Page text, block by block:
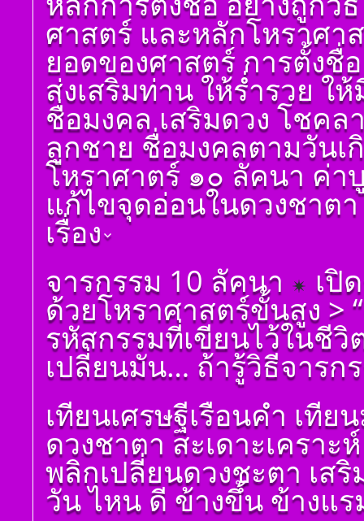
พูล(สีดิน) บทที่ ๗ ดวง
ราศีจักร
โ ห ร า ส า ด (ฉบับ
เรียนรู้โดยไม่ต้องถาม)
โดย สอ้าน นาคเพชร
พูล(สีดิน) บทที่ ๘ ดวง
เกษตร
โ ห ร า ส า ด (ฉบับ
เรียนรู้โดยไม่ต้องถาม)
โดย สอ้าน นาคเพชร
พูล(สีดิน) บทที่ ๙ ดวง
ปรเกษตร (หรือดวง
ประ)
โ ห ร า ส า ด (ฉบับ
เรียนรู้โดยไม่ต้องถาม)
โดย สอ้าน นาคเพชร
พูล(สีดิน) บทที่ ๑๐ ดวง
มหาอุจ
ดูดวง ราศีพิจิก
ดูดวง ราศีธนู
ดูดวง ราศีมังกร
ราศีมีน
ดูดวง ราศีกุมภ์
ศาสตร์ และหลักโหราศา
ยอดของศาสตร์ การตั้งชื่
ส่งเสริมท่าน ให้ร่ำรวย ใ
ชื่อมงคล เสริมดวง โชคล
ลูกชาย ชื่อมงคลตามวัน
โหราศาตร์ ๑๐ ลัคนา ค่า
แก้ไขจุดอ่อนในดวงชาต
เรื่อง
ตั้งชื่อมงคลคนเกิดวัน
จันทร์ ตั้งชื่อดี เป็น
มงคล ชื่อมงคล ตั้งชื่อ
เลขศาสตร์ มหาทักษา
พลังดาวพระเคราะห์
ตั้งดวงถอดดาวด้วย
โหราศาตร์ ๑๐ ลัคนา
ออกมาเป็นจุดอ่อนจุด
แข็งแก้ไขข้อบกพร่อง
ในพื้นดวงชาตา
ตั้งชื่อมงคลคนเกิดวัน
อังคาร ตั้งชื่อดี เป็น
มงคล ชื่อมงคล ตั้งชื่อ
เลขศาสตร์ มหาทักษา
พลังดาวพระเคราะห์
ตั้งดวงถอดดาวด้วย
โหราศาตร์ ๑๐ ลัคนา
จารกรรม 10 ลัคนา เปิ
ด้วยโหราศาสตร์ขั้นสูง >
รหัสกรรมที่เขียนไว้ในชีวิ
เปลี่ยนมัน… ถ้ารู้วิธีจารก
เทียนเศรษฐีเรือนคำ เที
ดวงชาตา สะเดาะเครา
พลิกเปลี่ยนดวงชะตา เส
วัน ไหน ดี ข้างขึ้น ข้างแร